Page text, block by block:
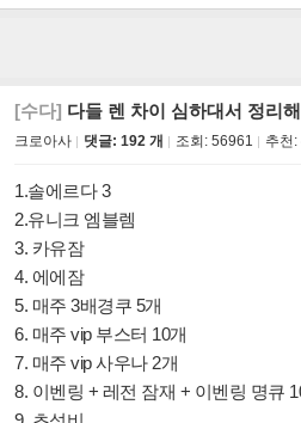
[수다] 다들 렌 차이 심하대서 정리
크로아사 댓글: 192 개 조회: 56961 추천:
1.솔에르다 3
2.유니크 엠블렘
3. 카유잠
4. 에에잠
5. 매주 3배경쿠 5개
6. 매주 vip 부스터 10개
7. 매주 vip 사우나 2개
8. 이벤링 + 레전 잠재 + 이벤링 명큐